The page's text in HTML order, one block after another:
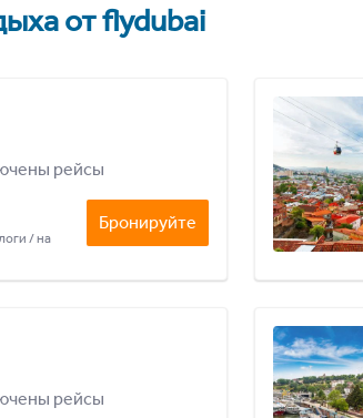
от flydubai
рейсы
/ на
Бронируйте
рейсы